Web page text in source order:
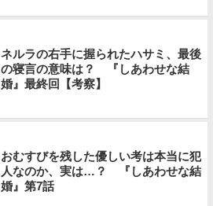
ネルラの右手に握られたハサミ、最後
の寝言の意味は？ 『しあわせな結
婚』最終回【考察】
おむすびを残した優しい考は本当に犯
人なのか、実は…？ 『しあわせな結
婚』第7話